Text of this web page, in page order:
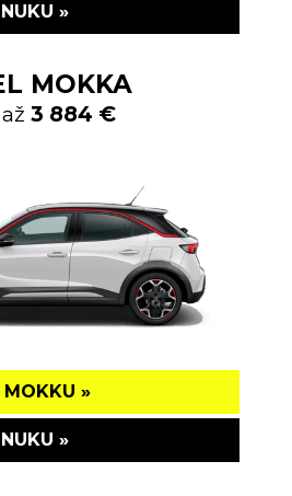
»
MOKKA
3 884 €
MOKKU »
»